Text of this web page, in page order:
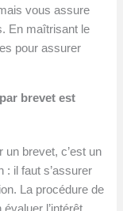
vous assure
En maîtrisant le
pour assurer
brevet est
brevet, c’est un
: il faut s’assurer
La procédure de